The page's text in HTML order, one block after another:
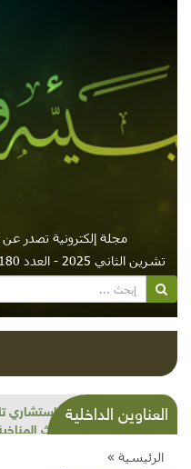
مجلة إلكترونية تصدر
تشرين الثاني 2025 - العدد 180 (2025-11-01)
العناوين الداخليةشذرات بيئية
وحاكورة
الرئيسية »